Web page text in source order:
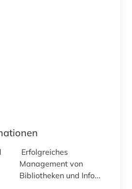
Erfolgreiches
Management von
Bibliotheken und Info...